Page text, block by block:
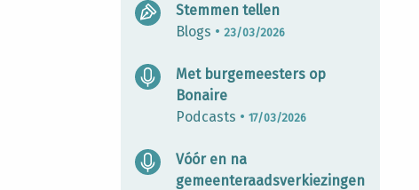
Stemmen tellen
Blogs • 23/03/2026
Met burgemeesters op
Bonaire
Podcasts •17/03/2026
Vóór en na
gemeenteraadsverkiezingen